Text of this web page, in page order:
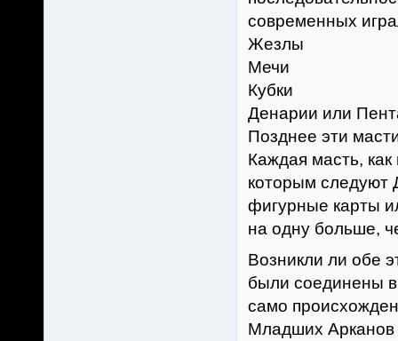
современных
Жезлы
Мечи
Кубки
Денарии или
Позднее эти
Каждая масть, как
которым следуют
фигурные карты
на одну больше,
Возникли ли обе
были соединены
само
Младших Арканов